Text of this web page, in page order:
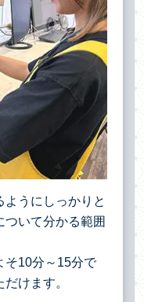
うにしっかりと
いて分かる範囲
そ10分～15分で
けます。